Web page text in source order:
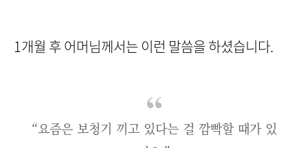
1개월 후 어머님께서는 이런 말씀을 하셨습니다.
“요즘은 보청기 끼고 있다는 걸 깜빡할 때가 있